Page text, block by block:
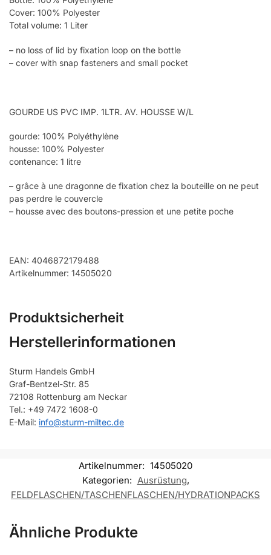
Cover: 100% Polyester
Total volume: 1 Liter
– no loss of lid by fixation loop on the bottle
– cover with snap fasteners and small pocket
GOURDE US PVC IMP. 1LTR. AV. HOUSSE W/L
gourde: 100% Polyéthylène
housse: 100% Polyester
contenance: 1 litre
– grâce à une dragonne de fixation chez la bouteille on ne peut
pas perdre le couvercle
– housse avec des boutons-pression et une petite poche
EAN: 4046872179488
Artikelnummer: 14505020
Produktsicherheit
Herstellerinformationen
Sturm Handels GmbH
Graf-Bentzel-Str. 85
72108 Rottenburg am Neckar
Tel.: +49 7472 1608-0
E-Mail: info@sturm-miltec.de
Artikelnummer: 14505020
Kategorien: Ausrüstung,
FELDFLASCHEN/TASCHENFLASCHEN/HYDRATIONPACKS
Ähnliche Produkte